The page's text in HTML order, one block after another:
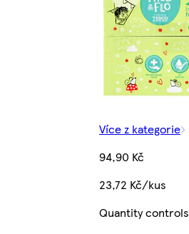
Více z kategorie
94,90 Kč
23,72 Kč/kus
Quantity controls